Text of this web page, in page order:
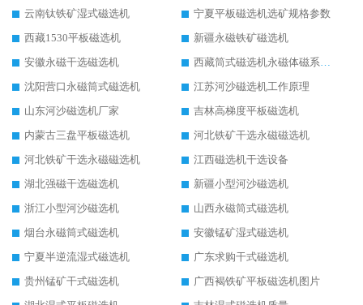
云南钛铁矿湿式磁选机
宁夏平板磁选机选矿规格参数
西藏1530平板磁选机
新疆永磁铁矿磁选机
安徽永磁干选磁选机
西藏筒式磁选机永磁体磁系设计
沈阳营口永磁筒式磁选机
江苏河沙磁选机工作原理
山东河沙磁选机厂家
吉林高梯度平板磁选机
内蒙古三盘平板磁选机
河北铁矿干选永磁磁选机
河北铁矿干选永磁磁选机
江西磁选机干选设备
湖北强磁干选磁选机
新疆小型河沙磁选机
浙江小型河沙磁选机
山西永磁筒式磁选机
烟台永磁筒式磁选机
安徽锰矿湿式磁选机
宁夏半逆流湿式磁选机
广东求购干式磁选机
贵州锰矿干式磁选机
广西褐铁矿平板磁选机图片